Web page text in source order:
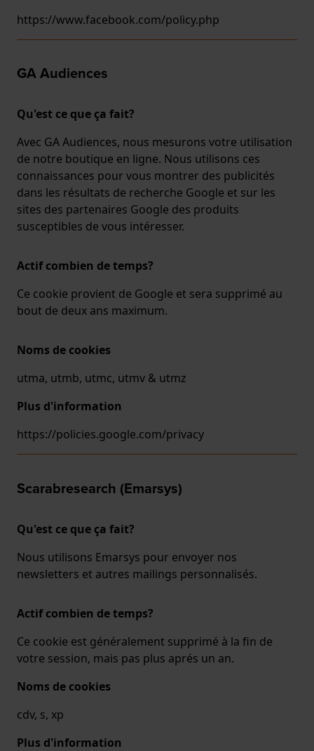
https://www.facebook.com/policy.php
GA Audiences
Qu'est ce que ça fait?
Avec GA Audiences, nous mesurons votre utilisation
de notre boutique en ligne. Nous utilisons ces
connaissances pour vous montrer des publicités
dans les résultats de recherche Google et sur les
sites des partenaires Google des produits
susceptibles de vous intéresser.
Actif combien de temps?
Ce cookie provient de Google et sera supprimé au
bout de deux ans maximum.
Noms de cookies
utma, utmb, utmc, utmv & utmz
Plus d'information
https://policies.google.com/privacy
Scarabresearch (Emarsys)
Qu'est ce que ça fait?
Nous utilisons Emarsys pour envoyer nos
newsletters et autres mailings personnalisés.
Actif combien de temps?
Ce cookie est généralement supprimé à la fin de
votre session, mais pas plus aprés un an.
Noms de cookies
cdv, s, xp
Plus d'information